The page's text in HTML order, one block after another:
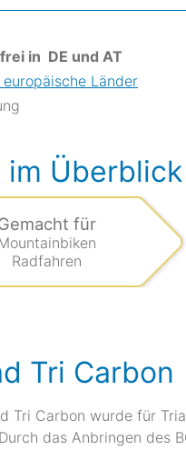
in DE und AT
Länder
im Überblick
für
Radfahren
Tri Carbon
Tri Carbon wurde für
das Anbringen des